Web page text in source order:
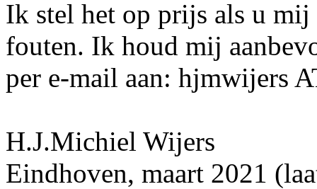
Ik stel het op prijs als u mij
fouten. Ik houd mij
per e-mail aan: hjmwijers
H.J.Michiel Wijers
Eindhoven, maart 2021